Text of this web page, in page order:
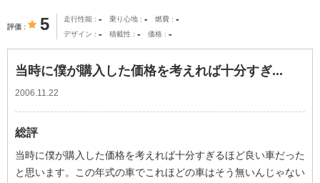
評価 5 走行性能 - 乗り心地 - 燃費 -
デザイン - 積載性 - 価格 -
当時に僕が購入した価格を考えれば十分すぎ...
2006.11.22
総評
当時に僕が購入した価格を考えれば十分すぎるほど良い車だった
と思います。この年式の車でこれほどの車はそう無いんじゃない